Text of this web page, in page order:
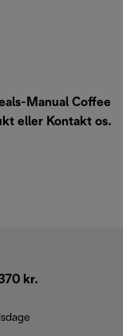
Manual Coffee
eller Kontakt os.
kr.